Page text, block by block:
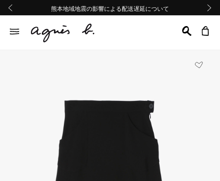
熊本地域地震の影響による配送遅延について
Summer Sale 2buy10%OFF!!
熊本地域地震の影響による配送遅延について
Summer Sale 2buy10%OFF!!